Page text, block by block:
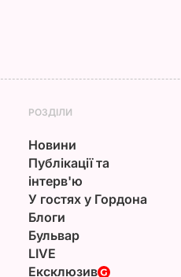
РОЗДІЛИ
Новини
Публікації та
інтерв'ю
У гостях у Гордона
Блоги
Бульвар
LIVE
Ексклюзив